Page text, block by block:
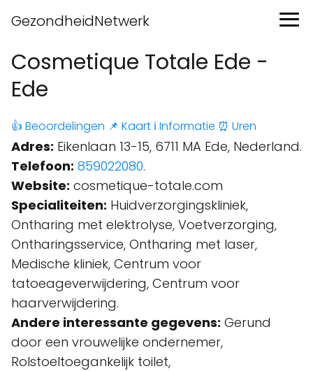
GezondheidNetwerk
Cosmetique Totale Ede -
Ede
👍 Beoordelingen 📌 Kaart ℹ️ Informatie ⏰ Uren
Adres: Eikenlaan 13-15, 6711 MA Ede, Nederland.
Telefoon: 859022080.
Website: cosmetique-totale.com
Specialiteiten: Huidverzorgingskliniek,
Ontharing met elektrolyse, Voetverzorging,
Ontharingsservice, Ontharing met laser,
Medische kliniek, Centrum voor
tatoeageverwijdering, Centrum voor
haarverwijdering.
Andere interessante gegevens: Gerund
door een vrouwelijke ondernemer,
Rolstoeltoegankelijk toilet,